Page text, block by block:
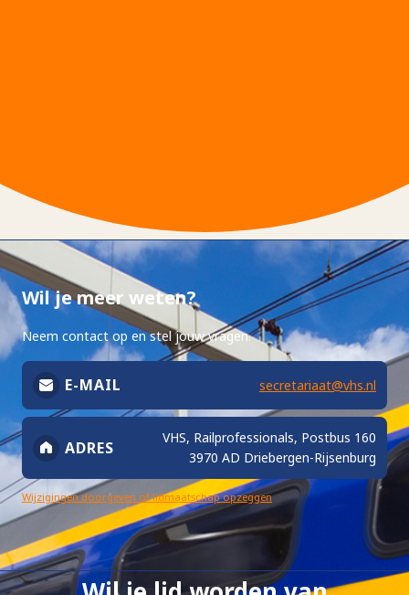
Wil je meer weten?
Neem contact op en stel jouw vragen.
E-MAIL secretariaat@vhs.nl
ADRES
VHS, Railprofessionals, Postbus 160
3970 AD Driebergen-Rijsenburg
Wijzigingen doorgeven of lidmaatschap opzeggen